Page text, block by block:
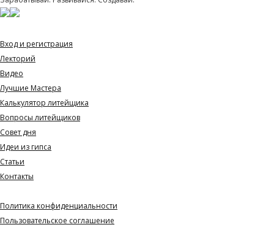
Вход и регистрация
Лекторий
Видео
Лучшие Мастера
Калькулятор литейщика
Вопросы литейщиков
Совет дня
Идеи из гипса
Статьи
Контакты
Политика конфиденциальности
Пользовательское соглашение